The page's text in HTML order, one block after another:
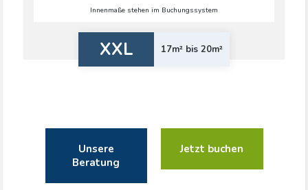
Innenmaße stehen im Buchungssystem
XXL 17m² bis 20m²
Unsere
Beratung
Jetzt buchen